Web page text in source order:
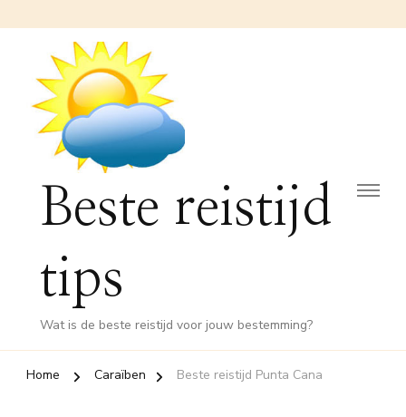
Beste reistijd
tips
Wat is de beste reistijd voor jouw bestemming?
Home Caraïben Beste reistijd Punta Cana